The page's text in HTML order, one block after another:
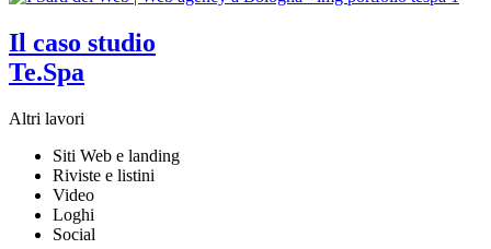
Il caso studio
Te.Spa
Altri lavori
Siti Web e landing
Riviste e listini
Video
Loghi
Social